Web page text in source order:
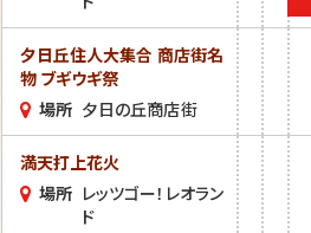
夕日丘住人大集合 商店街名
物 ブギウギ祭
場所 夕日の丘商店街
満天打上花火
場所 レッツゴー！レオラン
ド